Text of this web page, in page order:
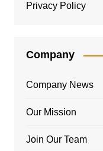
Privacy Policy
Company
Company News
Our Mission
Join Our Team